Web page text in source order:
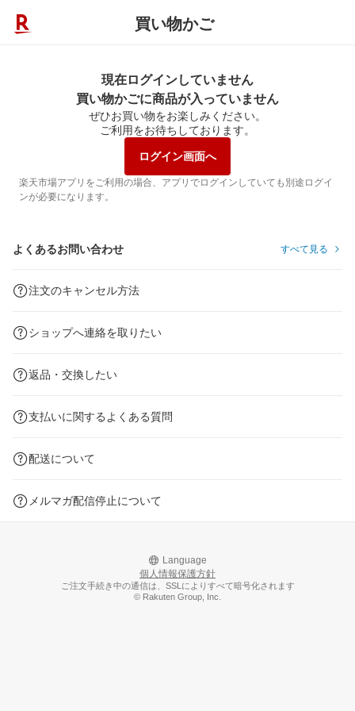
買い物かご
現在ログインしていません
買い物かごに商品が入っていません
ぜひお買い物をお楽しみください。
ご利用をお待ちしております。
ログイン画面へ
楽天市場アプリをご利用の場合、アプリでログインしていても別途ログイ
ンが必要になります。
よくあるお問い合わせ すべて見る
注文のキャンセル方法
ショップへ連絡を取りたい
返品・交換したい
支払いに関するよくある質問
配送について
メルマガ配信停止について
Language
個人情報保護方針
ご注文手続き中の通信は、SSLによりすべて暗号化されます
© Rakuten Group, Inc.